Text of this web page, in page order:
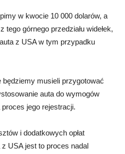
w kwocie 10 000 dolarów, a
tego górnego przedziału widełek,
z USA w tym przypadku
musieli przygotować
auta do wymogów
jego rejestracji.
i dodatkowych opłat
USA jest to proces nadal